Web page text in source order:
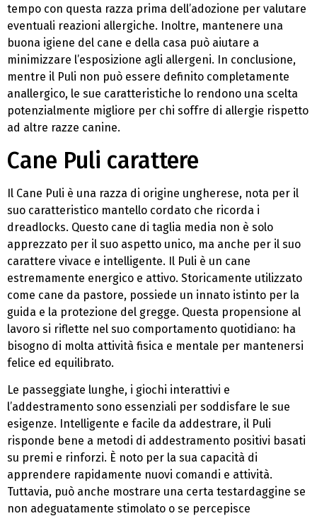
tempo con questa razza prima dell’adozione per valutare
eventuali reazioni allergiche. Inoltre, mantenere una
buona igiene del cane e della casa può aiutare a
minimizzare l’esposizione agli allergeni. In conclusione,
mentre il Puli non può essere definito completamente
anallergico, le sue caratteristiche lo rendono una scelta
potenzialmente migliore per chi soffre di allergie rispetto
ad altre razze canine.
Cane Puli carattere
Il Cane Puli è una razza di origine ungherese, nota per il
suo caratteristico mantello cordato che ricorda i
dreadlocks. Questo cane di taglia media non è solo
apprezzato per il suo aspetto unico, ma anche per il suo
carattere vivace e intelligente. Il Puli è un cane
estremamente energico e attivo. Storicamente utilizzato
come cane da pastore, possiede un innato istinto per la
guida e la protezione del gregge. Questa propensione al
lavoro si riflette nel suo comportamento quotidiano: ha
bisogno di molta attività fisica e mentale per mantenersi
felice ed equilibrato.
Le passeggiate lunghe, i giochi interattivi e
l’addestramento sono essenziali per soddisfare le sue
esigenze. Intelligente e facile da addestrare, il Puli
risponde bene a metodi di addestramento positivi basati
su premi e rinforzi. È noto per la sua capacità di
apprendere rapidamente nuovi comandi e attività.
Tuttavia, può anche mostrare una certa testardaggine se
non adeguatamente stimolato o se percepisce